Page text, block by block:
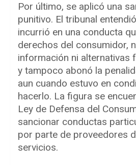
Por último, se aplicó una
punitivo. El tribunal
incurrió en una conducta
derechos del consumidor,
información ni alternativas
y tampoco abonó la
aun cuando estuvo en
hacerlo. La figura se
Ley de Defensa del
sancionar conductas
por parte de proveedores
servicios.